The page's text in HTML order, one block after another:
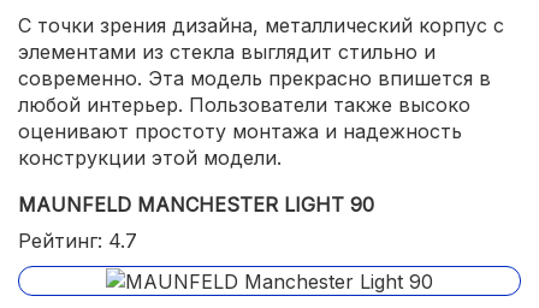
С точки зрения дизайна, металлический корпус с
элементами из стекла выглядит стильно и
современно. Эта модель прекрасно впишется в
любой интерьер. Пользователи также высоко
оценивают простоту монтажа и надежность
конструкции этой модели.
MAUNFELD MANCHESTER LIGHT 90
Рейтинг: 4.7